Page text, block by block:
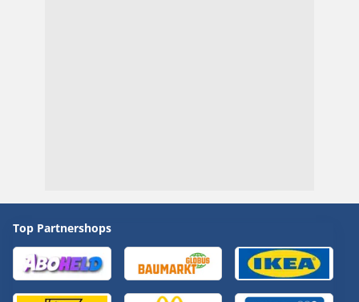
Top Partnershops